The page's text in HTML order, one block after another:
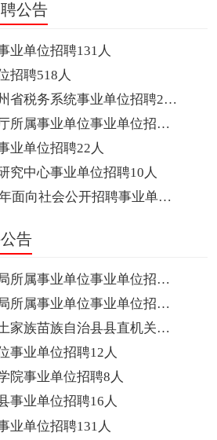
公告
业单位招聘131人
招聘518人
2026国家税务总局贵州省税务系统事业单位招聘29人
2026贵州省交通运输厅所属事业单位事业单位招聘161人
业单位招聘22人
究中心事业单位招聘10人
2026贵州盘州市2026年面向社会公开招聘事业单位工作人员公告(253人)事业单位招聘253人
告
2026贵州毕节市教育局所属事业单位事业单位招聘97人
2026贵州毕节市教育局所属事业单位事业单位招聘97人
2026贵州铜仁市印江土家族苗族自治县县直机关事业单位事业单位招聘103人
事业单位招聘12人
院事业单位招聘8人
事业单位招聘16人
业单位招聘131人